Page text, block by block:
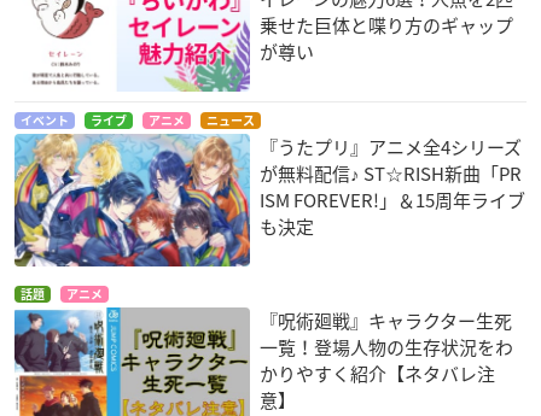
乗せた巨体と喋り方のギャップ
が尊い
イベント ライブ アニメ ニュース
『うたプリ』アニメ全4シリーズ
が無料配信♪ ST☆RISH新曲「PR
ISM FOREVER!」＆15周年ライブ
も決定
話題 アニメ
『呪術廻戦』キャラクター生死
一覧！登場人物の生存状況をわ
かりやすく紹介【ネタバレ注
意】